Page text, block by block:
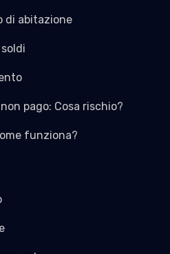
di abitazione
pago: Cosa rischio?
funziona?